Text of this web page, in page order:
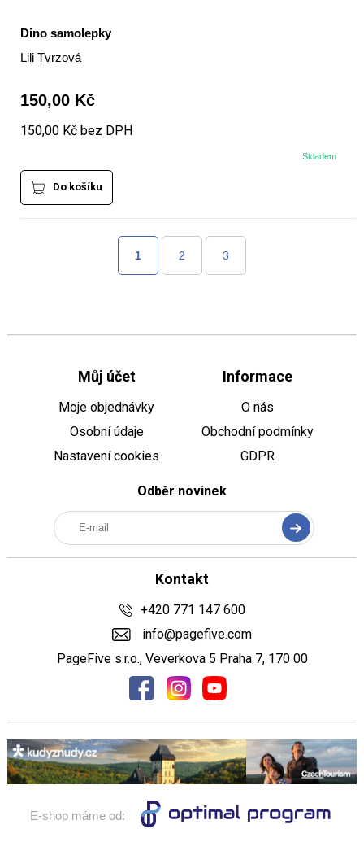
Dino samolepky
Lili Tvrzová
150,00 Kč
150,00 Kč bez DPH
Skladem
Do košíku
1 2 3
Můj účet
Moje objednávky
Osobní údaje
Nastavení cookies
Informace
O nás
Obchodní podmínky
GDPR
Odběr novinek
Kontakt
+420 771 147 600
info@pagefive.com
PageFive s.r.o., Veverkova 5 Praha 7, 170 00
E-shop máme od: